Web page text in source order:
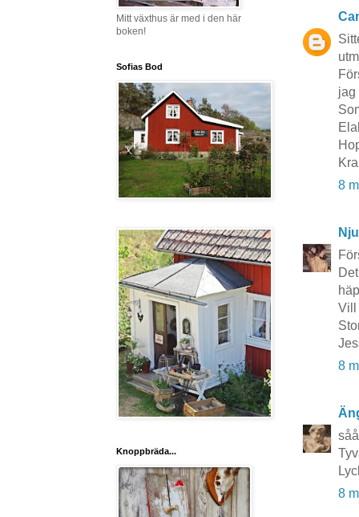
jag
8
Vill
8
8
Mitt växthus är med i den här
boken!
Sofias Bod
Knoppbräda...